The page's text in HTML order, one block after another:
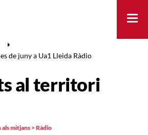
de juny a Ua1 Lleida Ràdio
al territori
mitjans > Ràdio